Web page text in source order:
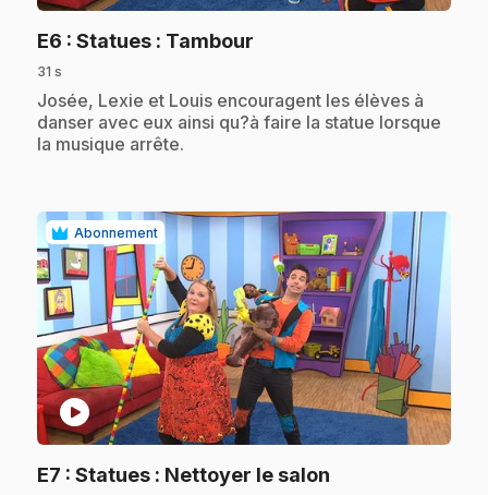
E6 : Statues : Tambour
31 s
.Josée, Lexie et Louis encouragent les élèves à
danser avec eux ainsi qu?à faire la statue lorsque
la musique arrête.
Abonnement
play_circle
E7 : Statues : Nettoyer le salon